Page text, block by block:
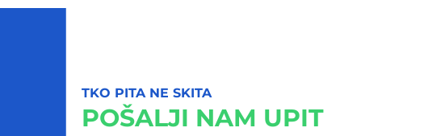
TKO PITA NE SKITA
POŠALJI NAM UPIT